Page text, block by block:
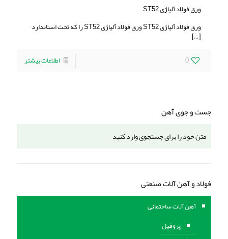
ورق فولاد آلیاژی ST52
ورق فولاد آلیاژی ST52 ورق فولاد آلیاژی ST52 را که تحت استاندارد
[…]
0
اطلاعات بیشتر
جست و جوی آهن
فولاد و آهن آلات صنعتی
آهن آلات ساختمانی
پروفیل